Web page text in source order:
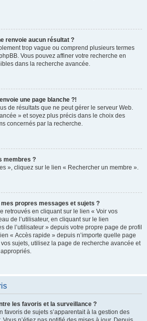
renvoie aucun résultat ?
trop vague ou comprend plusieurs termes
Vous pouvez affiner votre recherche en
dans la recherche avancée.
une page blanche ?!
de résultats que ne peut gérer le serveur Web.
» et soyez plus précis dans le choix des
concernés par la recherche.
membres ?
», cliquez sur le lien « Rechercher un membre ».
propres messages et sujets ?
retrouvés en cliquant sur le lien « Voir vos
de l’utilisateur, en cliquant sur le lien
de l’utilisateur » depuis votre propre page de profil
« Accès rapide » depuis n’importe quelle page
sujets, utilisez la page de recherche avancée et
les favoris et la surveillance ?
favoris de sujets s’apparentait à la gestion des